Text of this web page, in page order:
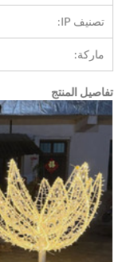
تصنيف IP:
ماركة:
تفاصيل المنتج